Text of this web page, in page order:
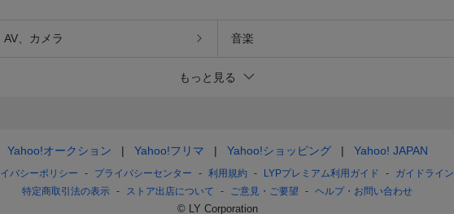
AV、カメラ 音楽
もっと見る
Yahoo!オークション Yahoo!フリマ Yahoo!ショッピング Yahoo! JAPAN
バシーポリシー プライバシーセンター 利用規約 LYPプレミアム利用ガイド
ガイドライン
特定商取引法の表示
ストア出店について ご意見・ご要望 ヘルプ・お問い合わせ
© LY Corporation